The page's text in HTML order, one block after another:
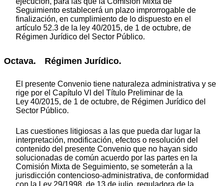
Seguimiento establecerá un plazo improrrogable de
finalización, en cumplimiento de lo dispuesto en el
artículo 52.3 de la ley 40/2015, de 1 de octubre, de
Régimen Jurídico del Sector Público.
Octava. Régimen Jurídico.
El presente Convenio tiene naturaleza administrativa y se
rige por el Capítulo VI del Título Preliminar de la
Ley 40/2015, de 1 de octubre, de Régimen Jurídico del
Sector Público.
Las cuestiones litigiosas a las que pueda dar lugar la
interpretación, modificación, efectos o resolución del
contenido del presente Convenio que no hayan sido
solucionadas de común acuerdo por las partes en la
Comisión Mixta de Seguimiento, se someterán a la
jurisdicción contencioso-administrativa, de conformidad